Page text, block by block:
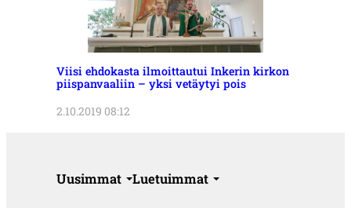
Viisi ehdokasta ilmoittautui Inkerin kirkon
piispanvaaliin – yksi vetäytyi pois
2.10.2019 08:12
Uusimmat Luetuimmat